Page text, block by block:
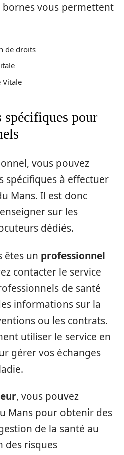
bornes vous permettent
de droits
spécifiques pour
vous pouvez
spécifiques à effectuer
Mans. Il est donc
sur les
dédiés.
êtes un professionnel
contacter le service
de santé
informations sur la
ou les contrats.
utiliser le service en
gérer vos échanges
, vous pouvez
Mans pour obtenir des
de la santé au
des risques